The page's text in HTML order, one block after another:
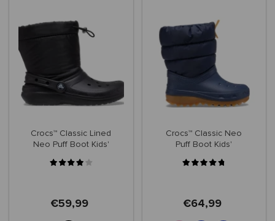
Crocs™ Classic Lined
Neo Puff Boot Kids'
€59,99
Crocs™ Classic Neo
Puff Boot Kids'
€64,99